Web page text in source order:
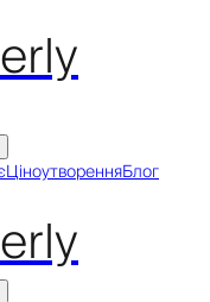
ЦіноутворенняБлог